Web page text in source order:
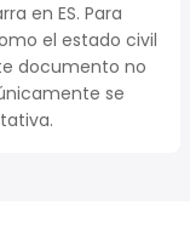
en ES. Para
el estado civil
documento no
se